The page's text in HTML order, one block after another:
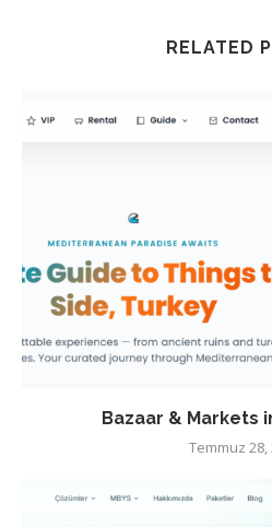
RELATED
Bazaar & Markets
Temmuz 28,